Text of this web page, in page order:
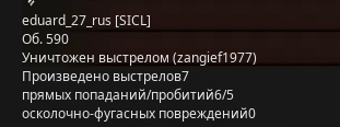
eduard_27_rus [SICL]
Об. 590
Уничтожен выстрелом (zangief1977)
Произведено выстрелов7
прямых попаданий/пробитий6/5
осколочно-фугасных повреждений0